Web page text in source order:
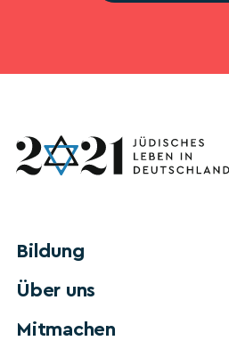
Bildung
Über uns
Mitmachen